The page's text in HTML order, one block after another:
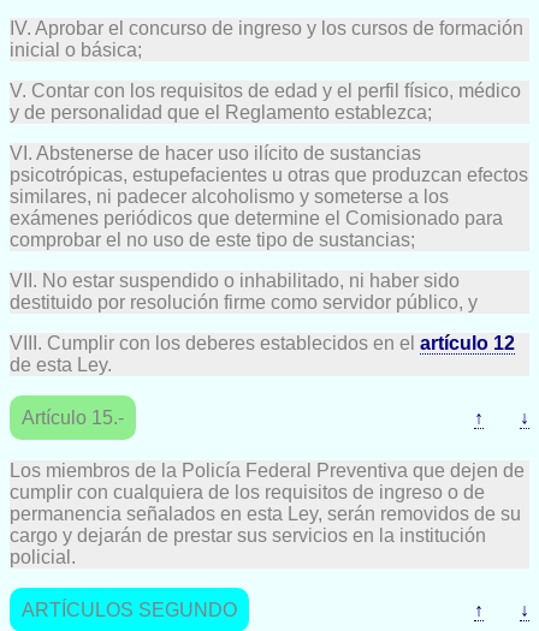
IV. Aprobar el concurso de ingreso y los cursos de formación
inicial o básica;
V. Contar con los requisitos de edad y el perfil físico, médico
y de personalidad que el Reglamento establezca;
VI. Abstenerse de hacer uso ilícito de sustancias
psicotrópicas, estupefacientes u otras que produzcan efectos
similares, ni padecer alcoholismo y someterse a los
exámenes periódicos que determine el Comisionado para
comprobar el no uso de este tipo de sustancias;
VII. No estar suspendido o inhabilitado, ni haber sido
destituido por resolución firme como servidor público, y
VIII. Cumplir con los deberes establecidos en el artículo 12
de esta Ley.
Artículo 15.- ↑ ↓
Los miembros de la Policía Federal Preventiva que dejen de
cumplir con cualquiera de los requisitos de ingreso o de
permanencia señalados en esta Ley, serán removidos de su
cargo y dejarán de prestar sus servicios en la institución
policial.
ARTÍCULOS SEGUNDO ↑ ↓